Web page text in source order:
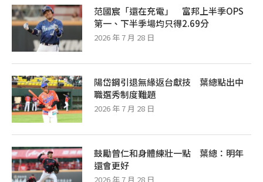
范國宸「還在充電」 富邦上半季OPS
第一、下半季場均只得2.69分
2026 年 7 月 28 日
陽岱鋼引退無緣返台獻技 葉總點出中
職選秀制度難題
2026 年 7 月 28 日
鼓勵曾仁和身體練壯一點 葉總：明年
還會更好
2026 年 7 月 28 日